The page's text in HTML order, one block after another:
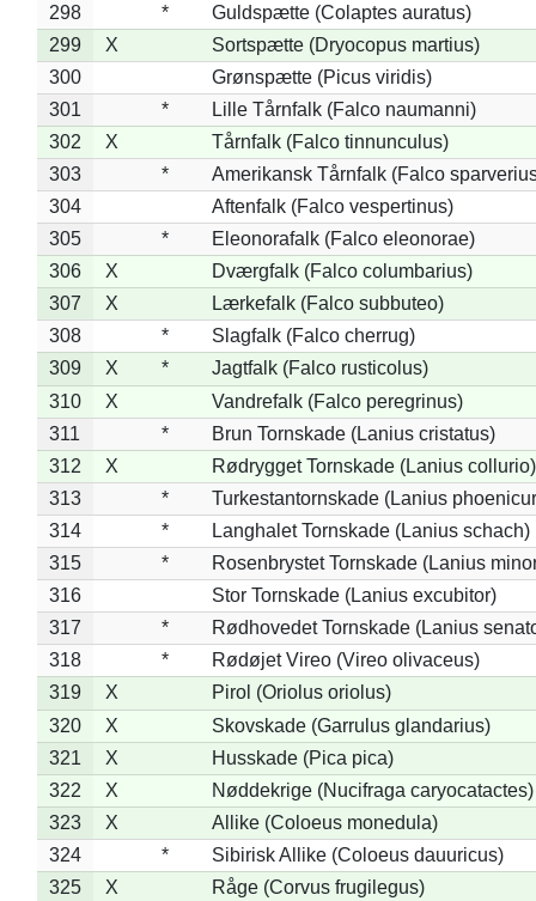
298
*
Guldspætte (Colaptes auratus)
299
X
Sortspætte (Dryocopus martius)
300
Grønspætte (Picus viridis)
301
*
Lille Tårnfalk (Falco naumanni)
302
X
Tårnfalk (Falco tinnunculus)
303
*
Amerikansk Tårnfalk (Falco
304
Aftenfalk (Falco vespertinus)
305
*
Eleonorafalk (Falco eleonorae)
306
X
Dværgfalk (Falco columbarius)
307
X
Lærkefalk (Falco subbuteo)
308
*
Slagfalk (Falco cherrug)
309
X *
Jagtfalk (Falco rusticolus)
310
X
Vandrefalk (Falco peregrinus)
311
*
Brun Tornskade (Lanius cristatus)
312
X
Rødrygget Tornskade (Lanius collurio)
313
*
Turkestantornskade (Lanius
314
*
Langhalet Tornskade (Lanius schach)
315
*
Rosenbrystet Tornskade (Lanius
316
Stor Tornskade (Lanius excubitor)
317
*
Rødhovedet Tornskade (Lanius
318
*
Rødøjet Vireo (Vireo olivaceus)
319
X
Pirol (Oriolus oriolus)
320
X
Skovskade (Garrulus glandarius)
321
X
Husskade (Pica pica)
322
X
Nøddekrige (Nucifraga caryocatactes)
323
X
Allike (Coloeus monedula)
324
*
Sibirisk Allike (Coloeus dauuricus)
325
X
Råge (Corvus frugilegus)